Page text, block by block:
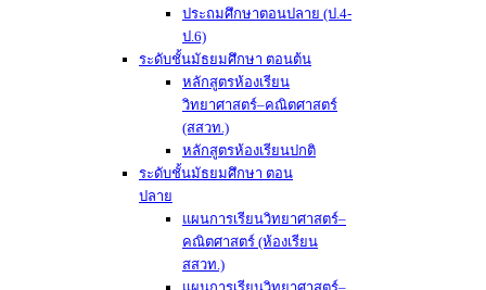
ประถมศึกษาตอนปลาย (ป.4-
ป.6)
ระดับชั้นมัธยมศึกษา ตอนต้น
หลักสูตรห้องเรียน
วิทยาศาสตร์–คณิตศาสตร์
(สสวท.)
หลักสูตรห้องเรียนปกติ
ระดับชั้นมัธยมศึกษา ตอน
ปลาย
แผนการเรียนวิทยาศาสตร์–
คณิตศาสตร์ (ห้องเรียน
สสวท.)